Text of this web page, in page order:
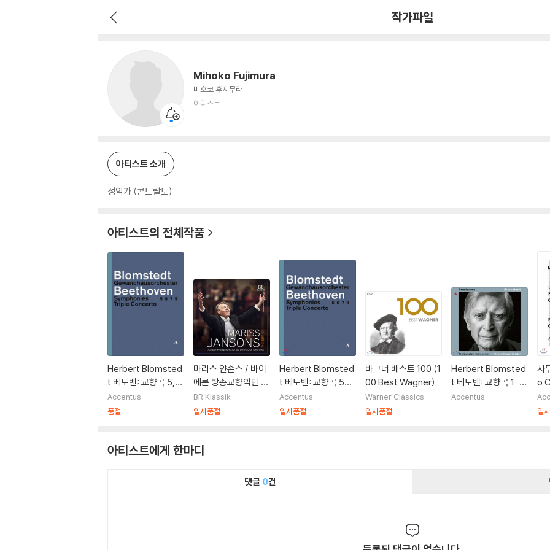
작가파일
Mihoko Fujimura
미호코 후지무라
아티스트
아티스트 소개
성악가 (콘트랄토)
아티스트의 전체작품
Herbert Blomsted
t 베토벤: 교향곡 5,
6, 7 & 9번 / 삼중협
주곡 (Beethover: S
certo)
Accentus
품절
마리스 얀손스 / 바이
에른 방송교향악단 B
R-KLASSIK 레이블
박스 세트 (Mariss J
BR Klassik
일시품절
Herbert Blomsted
t 베토벤: 교향곡 5번,
6번 7번, 9번 `합창`,
3중 협주곡 - 헤르베
Accentus
일시품절
바그너 베스트 100 (1
00 Best Wagner)
Warner Classics
일시품절
Herbert Blomsted
t 베토벤: 교향곡 1-9
번 전곡집 - 헤르베르
Accentus
사
o
곡
-
일
아티스트에게 한마디
댓글 0건